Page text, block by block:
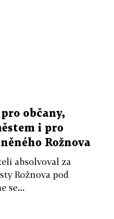
občany,
i pro
Rožnova
absolvoval za
Rožnova pod
se...